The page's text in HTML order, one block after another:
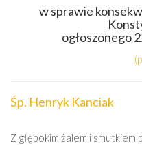
w sprawie
ogłoszonego
Śp. Henryk Kanciak
Z głębokim żalem i smutkiem